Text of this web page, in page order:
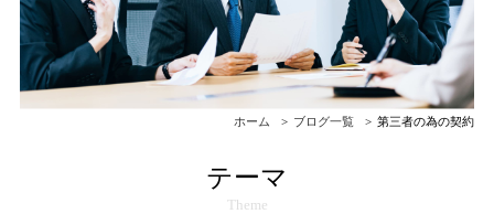
ホーム ブログ一覧 第三者の為の契約
テーマ
Theme